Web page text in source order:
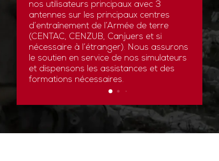
nos utilisateurs principaux avec 3
antennes sur les principaux centres
d’entraînement de l’Armée de terre
(CENTAC, CENZUB, Canjuers et si
nécessaire à l’étranger). Nous assurons
le soutien en service de nos simulateurs
et dispensons les assistances et des
formations nécessaires.